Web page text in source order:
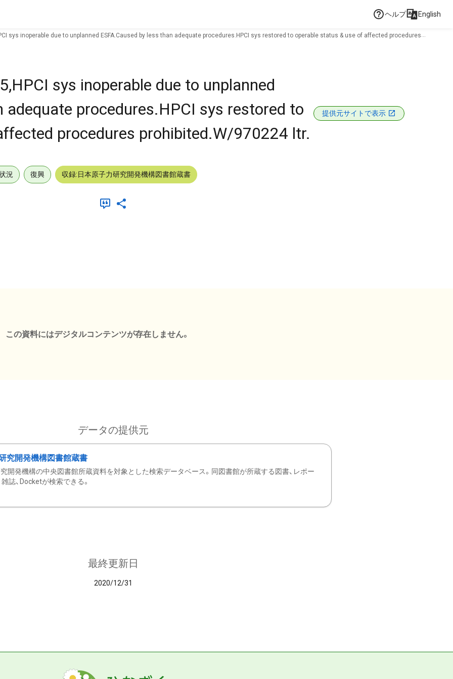
ヘルプ English
sys inoperable due to unplanned ESFA.Caused by less than adequate procedures.HPCI sys restored to operable status & use of affected procedures
sys inoperable due to unplanned
adequate procedures.HPCI sys restored to
procedures prohibited.W/970224 ltr.
提供元サイトで表示
況 復興 収録:日本原子力研究開発機構図書館蔵書
この資料にはデジタルコンテンツが存在しません。
データの提供元
究開発機構図書館蔵書
開発機構の中央図書館所蔵資料を対象とした検索データベース。同図書館が所蔵する図書、レポー
雑誌、Docketが検索できる。
最終更新日
2020/12/31